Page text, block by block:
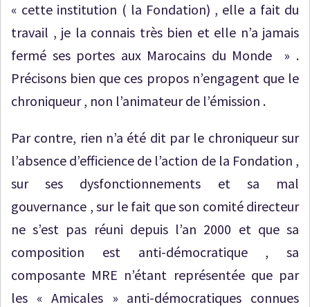
« cette institution ( la Fondation) , elle a fait du
travail , je la connais très bien et elle n’a jamais
fermé ses portes aux Marocains du Monde » .
Précisons bien que ces propos n’engagent que le
chroniqueur , non l’animateur de l’émission .
Par contre, rien n’a été dit par le chroniqueur sur
l’absence d’efficience de l’action de la Fondation ,
sur ses dysfonctionnements et sa mal
gouvernance , sur le fait que son comité directeur
ne s’est pas réuni depuis l’an 2000 et que sa
composition est anti-démocratique , sa
composante MRE n’étant représentée que par
les « Amicales » anti-démocratiques connues